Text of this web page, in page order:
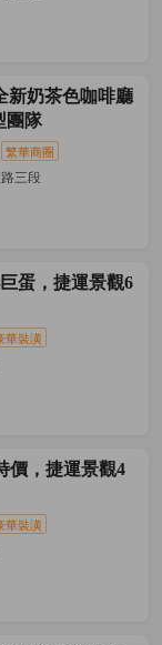
新奶茶色咖啡廳
團隊
繁華商圈
三段
蛋，捷運景觀6
華裝潢
價，捷運景觀4
華裝潢